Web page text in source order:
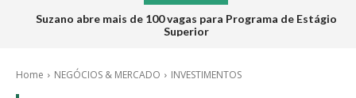
Suzano abre mais de 100 vagas para Programa de Estágio
Superior
Home NEGÓCIOS & MERCADO INVESTIMENTOS